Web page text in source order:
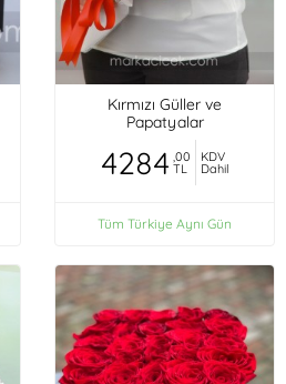
Kırmızı Güller ve
Papatyalar
4284 ,00
TL
KDV
Dahil
Tüm Türkiye Aynı Gün